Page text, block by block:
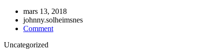
mars 13, 2018
johnny.solheimsnes
Commenton
Uncategorized